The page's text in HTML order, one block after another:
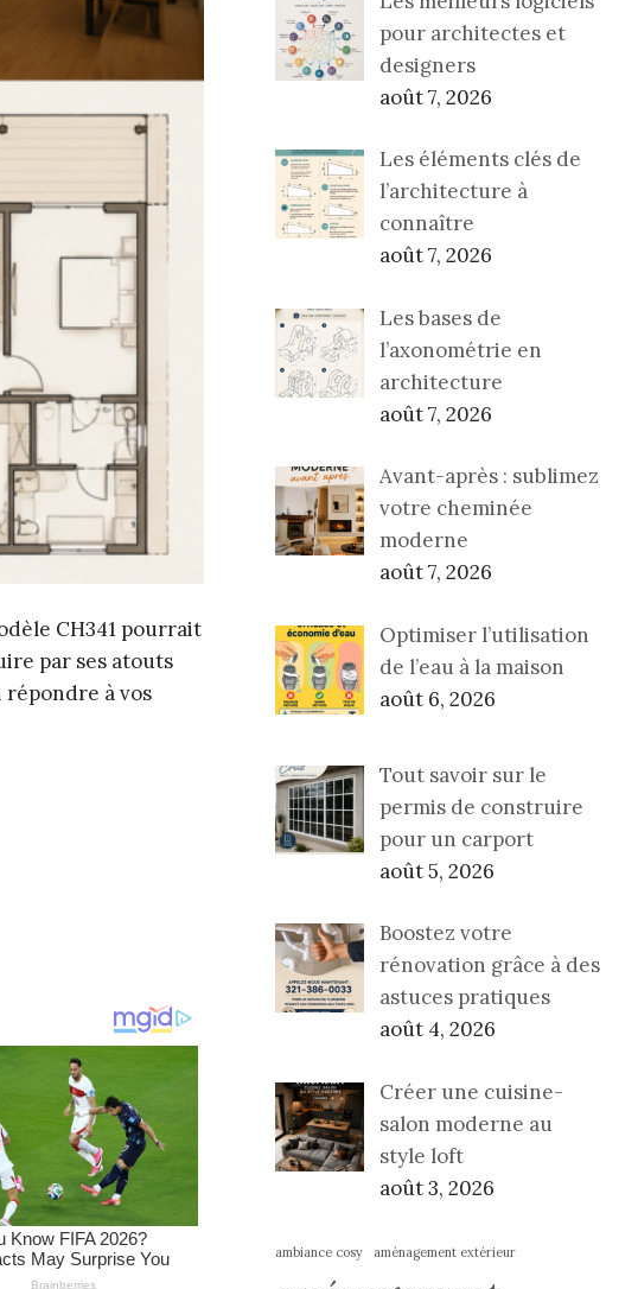
CH341 pourrait
par ses atouts
à vos
pour architectes et
designers
août 7, 2026
Les éléments clés de
l’architecture à
connaître
août 7, 2026
Les bases de
l’axonométrie en
architecture
août 7, 2026
Avant-après : sublimez
votre cheminée
moderne
août 7, 2026
Optimiser l’utilisation
de l’eau à la maison
août 6, 2026
Tout savoir sur le
permis de construire
pour un carport
août 5, 2026
Boostez votre
rénovation grâce à des
astuces pratiques
août 4, 2026
Créer une cuisine-
salon moderne au
style loft
août 3, 2026
ambiance cosy aménagement extérieur